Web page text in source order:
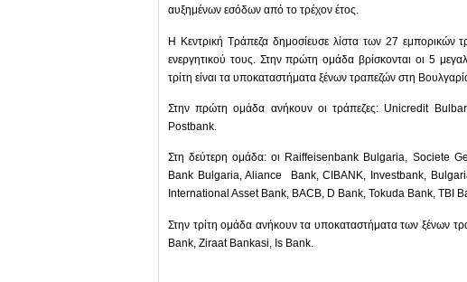
αυξημένων εσόδων από το τρέχον έτος.
Η Κεντρική Τράπεζα δημοσίευσε λίστα των 27 εμπορικών
ενεργητικού τους. Στην πρώτη ομάδα βρίσκονται οι 5
τρίτη είναι τα υποκαταστήματα ξένων τραπεζών στη
Στην πρώτη ομάδα ανήκουν οι τράπεζες: Unicredit
Postbank.
Στη δεύτερη ομάδα: οι Raiffeisenbank Bulgaria, Societe
Bank Bulgaria, Aliance Bank, CIBANK, Investbank,
International Asset Bank, BACB, D Bank, Tokuda Bank, TBI
Στην τρίτη ομάδα ανήκουν τα υποκαταστήματα των ξένων
Bank, Ziraat Bankasi, Is Bank.